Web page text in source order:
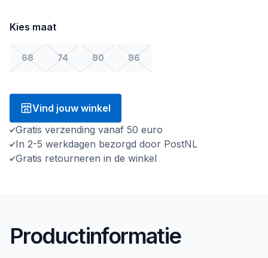
Kies maat
68 74 80 86
Vind jouw winkel
Gratis verzending vanaf 50 euro
In 2-5 werkdagen bezorgd door PostNL
Gratis retourneren in de winkel
Productinformatie